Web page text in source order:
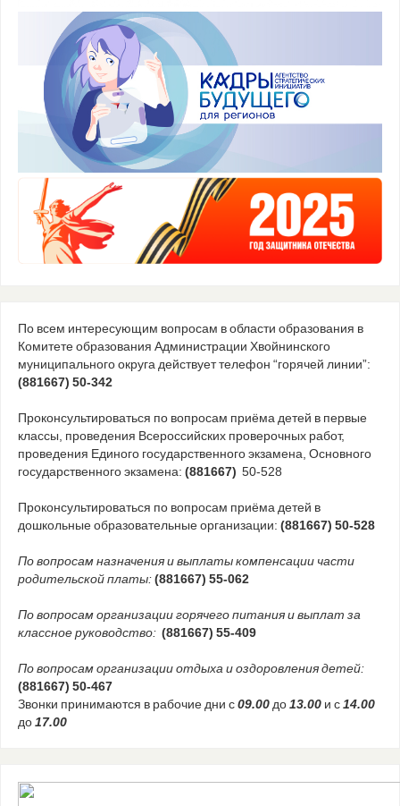
По всем интересующим вопросам в области образования в
Комитете образования Администрации Хвойнинского
муниципального округа действует телефон “горячей линии”:
(881667) 50-342
Проконсультироваться по вопросам приёма детей в первые
классы, проведения Всероссийских проверочных работ,
проведения Единого государственного экзамена, Основного
государственного экзамена: (881667) 50-528
Проконсультироваться по вопросам приёма детей в
дошкольные образовательные организации: (881667) 50-528
По вопросам назначения и выплаты компенсации части
родительской платы:(881667) 55-062
По вопросам организации горячего питания и выплат за
классное руководство:(881667) 55-409
По вопросам организации отдыха и оздоровления детей:
(881667) 50-467
Звонки принимаются в рабочие дни с09.00до13.00и с14.00
до17.00